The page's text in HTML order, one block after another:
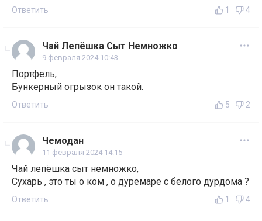
Ответить 1 4
Чай Лепёшка Сыт Немножко
9 февраля 2024 10:43
Портфель,
Бункерный огрызок он такой.
Ответить 5 2
Чемодан
11 февраля 2024 14:15
Чай лепёшка сыт немножко,
Сухарь , это ты о ком , о дуремаре с белого дурдома ?
Ответить 1 4